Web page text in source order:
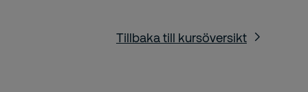
Tillbaka till kursöversikt